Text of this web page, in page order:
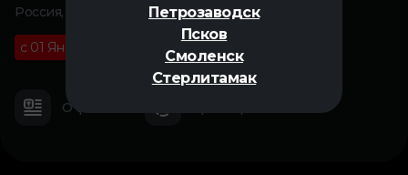
Петрозаводск
Псков
Смоленск
Стерлитамак
Россия, 2025
с 01 Января 01 ч 55 м
О фильме